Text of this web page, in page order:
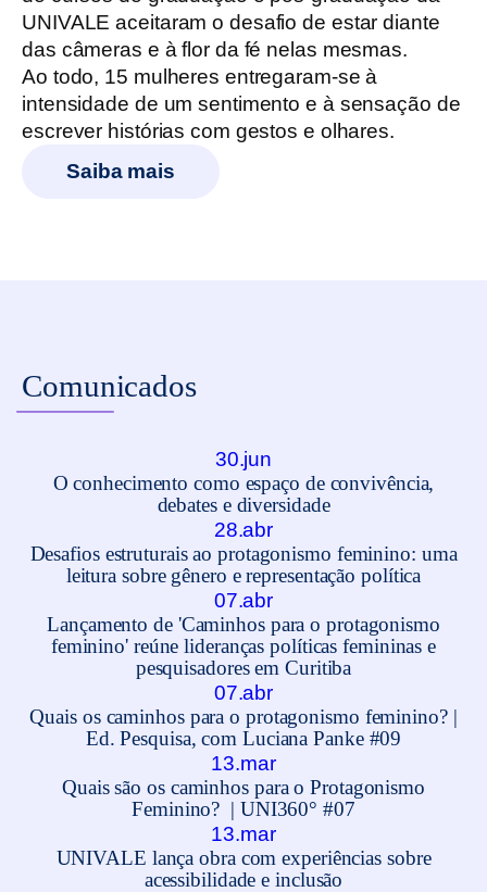
UNIVALE aceitaram o desafio de estar diante
das câmeras e à flor da fé nelas mesmas.
Ao todo, 15 mulheres entregaram-se à
intensidade de um sentimento e à sensação de
escrever histórias com gestos e olhares.
Saiba mais
Comunicados
30.jun
O conhecimento como espaço de convivência,
debates e diversidade
28.abr
Desafios estruturais ao protagonismo feminino: uma
leitura sobre gênero e representação política
07.abr
Lançamento de 'Caminhos para o protagonismo
feminino' reúne lideranças políticas femininas e
pesquisadores em Curitiba
07.abr
Quais os caminhos para o protagonismo feminino? |
Ed. Pesquisa, com Luciana Panke #09
13.mar
Quais são os caminhos para o Protagonismo
Feminino? | UNI360° #07
13.mar
UNIVALE lança obra com experiências sobre
acessibilidade e inclusão